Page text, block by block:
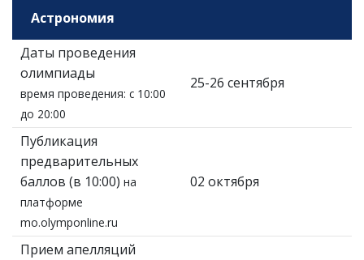
Астрономия
Даты проведения
олимпиады
время проведения: с 10:00
до 20:00
25-26 сентября
Публикация
предварительных
баллов (в 10:00) на
платформе
mo.olymponline.ru
02 октября
Прием апелляций